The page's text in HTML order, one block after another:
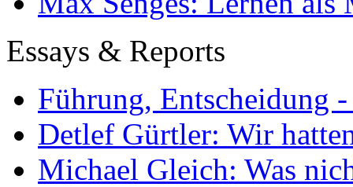
Essays & Reports
Führung, Entscheidung
Detlef Gürtler: Wir
Michael Gleich: Was